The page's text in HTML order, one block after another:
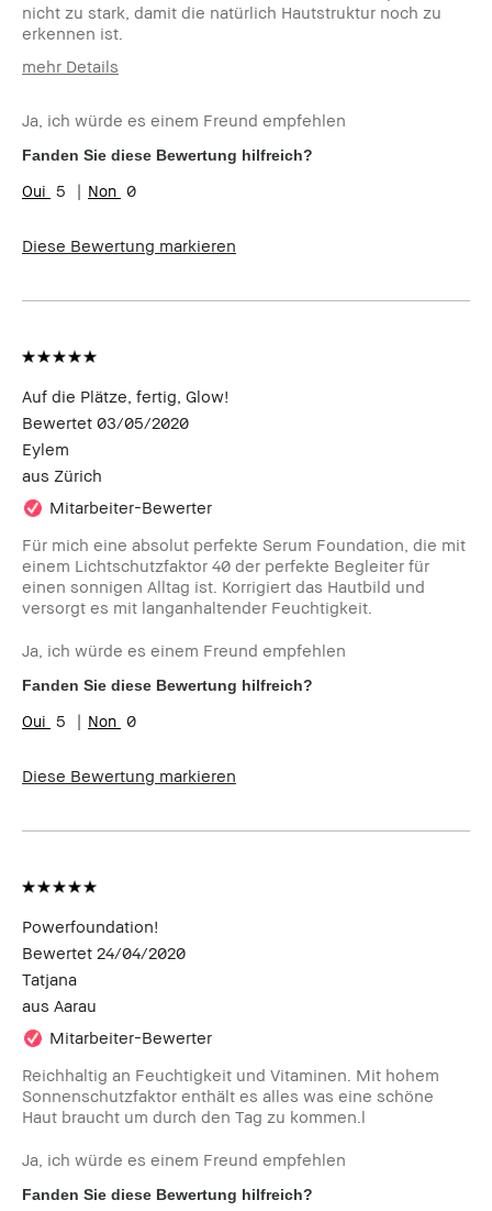
nicht zu stark, damit die natürlich Hautstruktur noch zu
erkennen ist.
mehr Details
Ja, ich würde es einem Freund empfehlen
Fanden Sie diese Bewertung hilfreich?
5 0
Diese Bewertung markieren
Auf die Plätze, fertig, Glow!
Bewertet 03/05/2020
Eylem
aus Zürich
Mitarbeiter-Bewerter
Für mich eine absolut perfekte Serum Foundation, die mit
einem Lichtschutzfaktor 40 der perfekte Begleiter für
einen sonnigen Alltag ist. Korrigiert das Hautbild und
versorgt es mit langanhaltender Feuchtigkeit.
Ja, ich würde es einem Freund empfehlen
Fanden Sie diese Bewertung hilfreich?
5 0
Diese Bewertung markieren
Powerfoundation!
Bewertet 24/04/2020
Tatjana
aus Aarau
Mitarbeiter-Bewerter
Reichhaltig an Feuchtigkeit und Vitaminen. Mit hohem
Sonnenschutzfaktor enthält es alles was eine schöne
Haut braucht um durch den Tag zu kommen.l
Ja, ich würde es einem Freund empfehlen
Fanden Sie diese Bewertung hilfreich?